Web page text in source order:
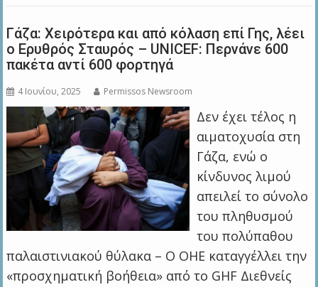
Γάζα: Χειρότερα και από κόλαση επί Γης, λέει
ο Ερυθρός Σταυρός – UNICEF: Περνάνε 600
πακέτα αντί 600 φορτηγά
4 Ιουνίου, 2025 Permissos Newsroom
Δεν έχει τέλος η
αιματοχυσία στη
Γάζα, ενώ ο
κίνδυνος λιμού
απειλεί το σύνολο
του πληθυσμού
του πολύπαθου
παλαιστινιακού θύλακα – Ο ΟΗΕ καταγγέλλει την
«προσχηματική βοήθεια» από το GHF Διεθνείς